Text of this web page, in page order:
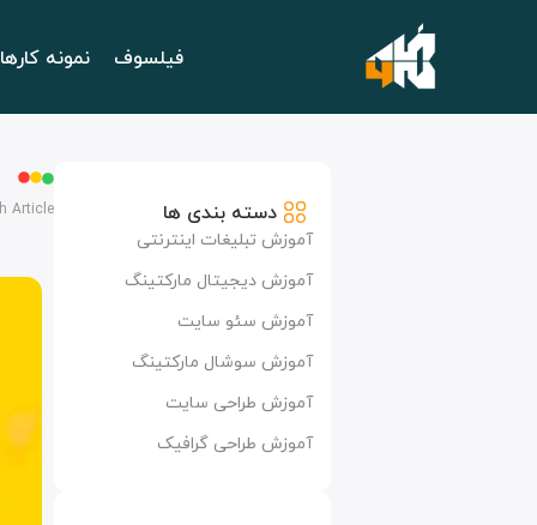
فیلسوف نمونه کارها
دسته بندی ها
آموزش تبلیغات اینترنتی
آموزش دیجیتال مارکتینگ
آموزش سئو سایت
آموزش سوشال مارکتینگ
آموزش طراحی سایت
آموزش طراحی گرافیک
Article